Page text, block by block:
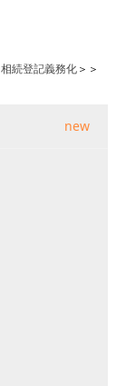
相続登記義務化＞＞
new